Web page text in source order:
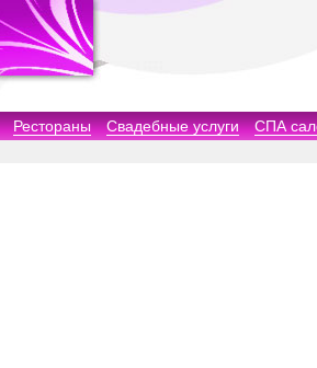
Рестораны Свадебные услуги СПА